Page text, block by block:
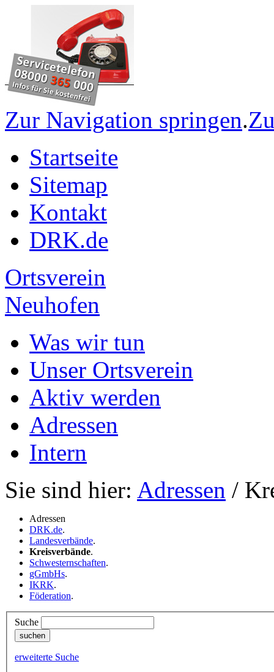
Zur Navigation springen.
Startseite
Sitemap
Kontakt
DRK.de
Ortsverein
Neuhofen
Was wir tun
Unser Ortsverein
Aktiv werden
Adressen
Intern
Sie sind hier: Adressen /
Adressen
DRK.de.
Landesverbände.
Kreisverbände.
Schwesternschaften.
gGmbHs.
IKRK.
Föderation.
Suche
erweiterte Suche